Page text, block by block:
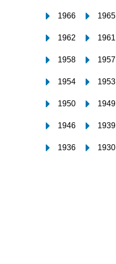
1966 1965
1962 1961
1958 1957
1954 1953
1950 1949
1946 1939
1936 1930